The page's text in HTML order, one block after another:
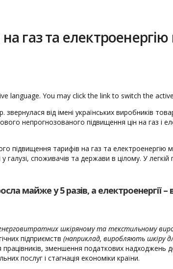
газ та
language. You may click the link to switch the
від імені українських виробників
непрогнозованого підвищення цін на газ і
підвищення тарифів на газ та електроенергію
галузі, споживачів та держави в цілому. У
майже у 5 разів, а електроенергії –
шкіряному та текстильному
підприємств (наприклад, виробляють шкіру
працівників, зменшення податкових надходжень
послуг і стагнація економіки країни.